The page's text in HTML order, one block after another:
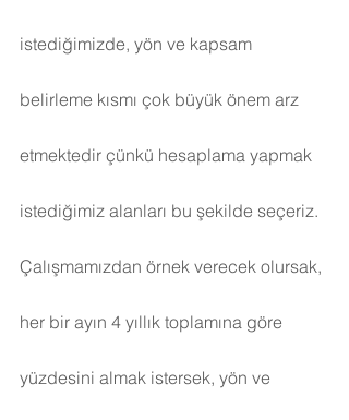
istediğimizde, yön ve kapsam
belirleme kısmı çok büyük önem arz
etmektedir çünkü hesaplama yapmak
istediğimiz alanları bu şekilde seçeriz.
Çalışmamızdan örnek verecek olursak,
her bir ayın 4 yıllık toplamına göre
yüzdesini almak istersek, yön ve